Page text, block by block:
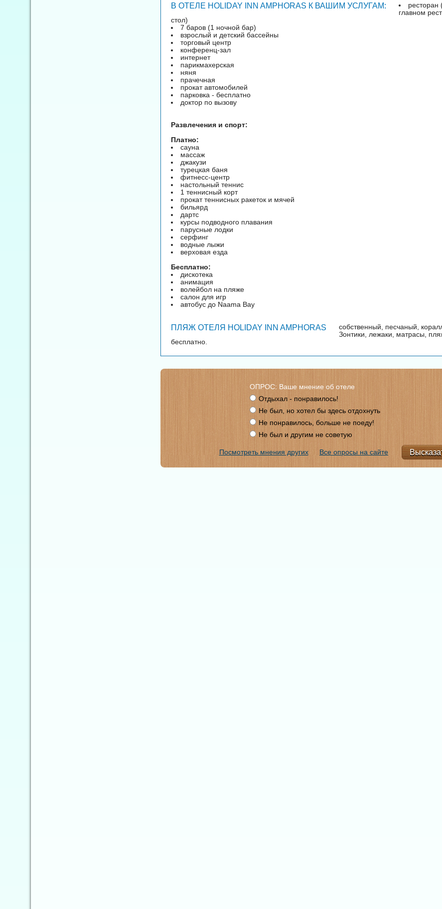
В ОТЕЛЕ HOLIDAY INN AMPHORAS К ВАШИМ УСЛУГАМ:
ресторан
главном
стол)
7 баров (1 ночной бар)
взрослый и детский бассейны
торговый центр
конференц-зал
интернет
парикмахерская
няня
прачечная
прокат автомобилей
парковка - бесплатно
доктор по вызову
Развлечения и спорт:
Платно:
сауна
массаж
джакузи
турецкая баня
фитнесс-центр
настольный теннис
1 теннисный корт
прокат теннисных ракеток и мячей
бильярд
дартс
курсы подводного плавания
парусные лодки
серфинг
водные лыжи
верховая езда
Бесплатно:
дискотека
анимация
волейбол на пляже
салон для игр
автобус до Naama Bay
ПЛЯЖ ОТЕЛЯ HOLIDAY INN AMPHORAS
собственный, песчаный,
Зонтики, лежаки, матрасы,
бесплатно.
ОПРОС: Ваше мнение об отеле
Отдыхал - понравилось!
Не был, но хотел бы здесь отдохнуть
Не понравилось, больше не поеду!
Не был и другим не советую
Посмотреть мнения других Все опросы на сайте